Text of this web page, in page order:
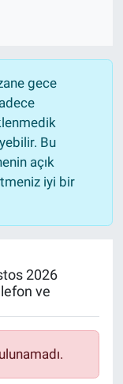
gece
Bu
açık
iyi bir
2026
ve